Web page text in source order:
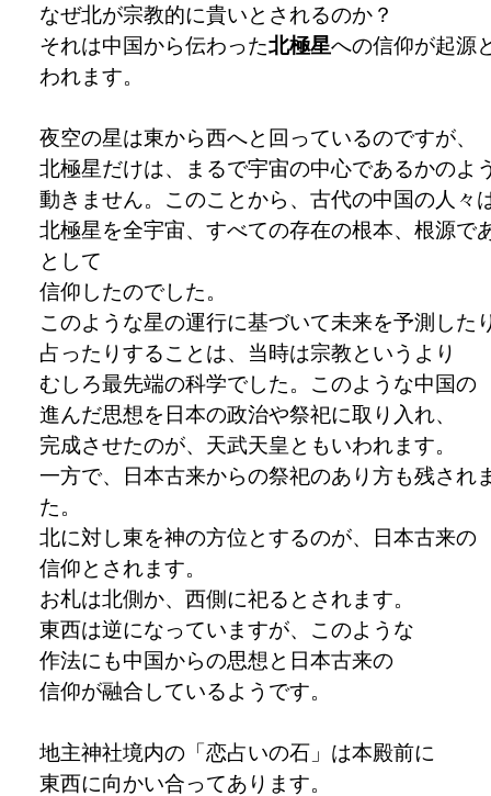
なぜ北が宗教的に貴いとされるのか？
それは中国から伝わった北極星への信仰が起源
われます。
夜空の星は東から西へと回っているのですが、
北極星だけは、まるで宇宙の中心であるかのよ
動きません。このことから、古代の中国の人々
北極星を全宇宙、すべての存在の根本、根源で
として
信仰したのでした。
このような星の運行に基づいて未来を予測した
占ったりすることは、当時は宗教というより
むしろ最先端の科学でした。このような中国の
進んだ思想を日本の政治や祭祀に取り入れ、
完成させたのが、天武天皇ともいわれます。
一方で、日本古来からの祭祀のあり方も残され
た。
北に対し東を神の方位とするのが、日本古来の
信仰とされます。
お札は北側か、西側に祀るとされます。
東西は逆になっていますが、このような
作法にも中国からの思想と日本古来の
信仰が融合しているようです。
地主神社境内の「恋占いの石」は本殿前に
東西に向かい合ってあります。